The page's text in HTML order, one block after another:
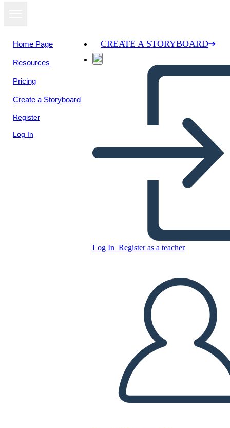
Home Page
Resources
Pricing
Create a Storyboard
Register
Log In
CREATE A STORYBOARD
Log In Register as a teacher
PLAY SLIDESHOW
READ TO ME
View as
slideshow